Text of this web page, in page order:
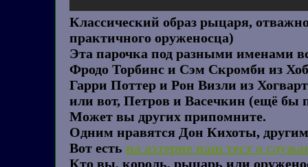
Классический образ рыцаря,
практичного оруженосца)
Эта парочка под разными именами
Фродо Торбинс и Сэм Скромби из
Гарри Поттер и Рон Визли из
или вот, Петров и Васечкин (ещё бы
Может вы других припомните.
Одним нравятся Дон Кихоты,
Вот есть на аэтерне наш тест о
Кто вы, король, рыцарь или